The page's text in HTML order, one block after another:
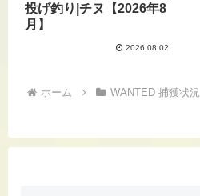
投げ釣り|チヌ【2026年8
月】
2026.08.02
ホーム WANTED 捕獲状況